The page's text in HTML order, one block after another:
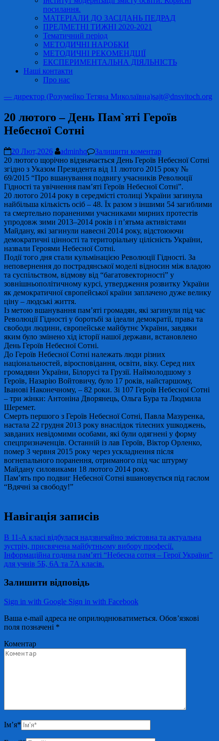
посилання.
МАТЕРІАЛИ ДО ЗАСІДАНЬ ПЕДРАД
ПРЕДМЕТНІ ТИЖНІ 2020-2021
Тематичний період
МЕТОДИЧНІ НАРОБКИ
МЕТОДИЧНІ РЕКОМЕНДЦІЇ
ЕКСПЕРИМЕНТАЛЬНА ДІЯЛЬНІСТЬ
Наші контакти
Про нас
— директор (Розумейко Тетяна Миколаївна)sajt@dnsvitoch.org
20 лютого – День Пам`яті Героїв
Небесної Сотні
20 Лют,2026 adminhq
Залишити коментар
20 лютого щорічно відзначається День Героїв Небесної Сотні
згідно з Указом Президента від 11 лютого 2015 року №
69/2015 “Про вшанування подвигу учасників Революції
Гідності та увічнення пам’яті Героїв Небесної Сотні”.
20 лютого 2014 року в середмісті столиці України загинула
найбільша кількість осіб – 48. Їх разом з іншими 54 загиблими
та смертельно пораненими учасниками мирних протестів
упродовж зими 2013–2014 років і п’ятьма активістами
Майдану, які загинули навесні 2014 року, відстоюючи
демократичні цінності та територіальну цілісність України,
назвали Героями Небесної Сотні.
Події того дня стали кульмінацією Революції Гідності. За
неповернення до пострадянської моделі відносин між владою
та суспільством, відмову від “багатовекторності” у
зовнішньополітичному курсі, утвердження розвитку України
як демократичної європейської країни заплачено дуже велику
ціну – людські життя.
Із метою вшанування пам’яті громадян, які загинули під час
Революції Гідності у боротьбі за ідеали демократії, права та
свободи людини, європейське майбутнє України, завдяки
яким було змінено хід історії нашої держави, встановлено
День Героїв Небесної Сотні.
До Героїв Небесної Сотні належать люди різних
національностей, віросповідання, освіти, віку. Серед них
громадяни України, Білорусі та Грузії. Наймолодшому з
Героїв, Назарію Войтовичу, було 17 років, найстаршому,
Іванові Наконечному, – 82 роки. Зі 107 Героїв Небесної Сотні
– три жінки: Антоніна Дворянець, Ольга Бура та Людмила
Шеремет.
Смерть першого з Героїв Небесної Сотні, Павла Мазуренка,
настала 22 грудня 2013 року внаслідок тілесних ушкоджень,
завданих невідомими особами, які були одягнені у форму
спецпризначенців. Останній із лав Героїв, Віктор Орленко,
помер 3 червня 2015 року через ускладнення після
вогнепального поранення, отриманого під час штурму
Майдану силовиками 18 лютого 2014 року.
Пам’ять про подвиг Небесної Сотні вшановується під гаслом
“Вдячні за свободу!”
Навігація записів
В 11-А класі відбулася надзвичайно змістовна та актуальна
зустріч, присвячена майбутньому вибору професії.
Інформаційна година пам’яті “Небесна сотня – Герої України”
для учнів 5Б, 6А та 7А класів.
Залишити відповідь
Sign in with Google Sign in with Facebook
Ваша e-mail адреса не оприлюднюватиметься. Обов’язкові
поля позначені *
Коментар
Ім’я*